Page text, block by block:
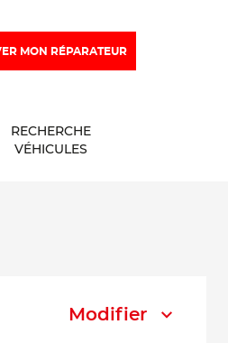
MON RÉPARATEUR
RECHERCHE
VÉHICULES
Modifier